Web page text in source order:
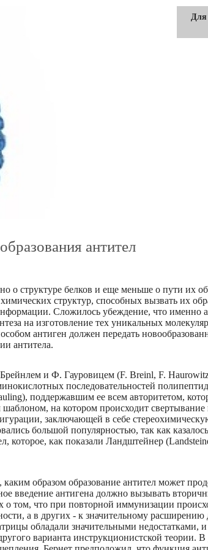
антител
о структуре белков и еще меньше о пути их
структур, способных вызвать их
Сложилось убеждение, что именно
на изготовление тех уникальных
антиген должен передать
антитела.
и Ф. Гауровицем (F. Breinl, F.
последовательностей
поддержавшим ее всем авторитетом,
на котором происходит свертывание
заключающей в себе
большой популярностью, так как
которое, как показали Ландштейнер
образом образование антител может
введение антигена должно вызывать
о том, что при повторной иммунизации
а в других - к значительному расширению
обладали значительными недостатками,
варианта инструкционистской теории.
Для